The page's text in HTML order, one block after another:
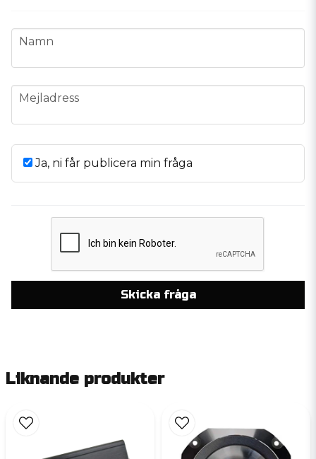
name
Namn
email
Mejladress
Ja, ni får publicera min fråga
Skicka fråga
Liknande produkter